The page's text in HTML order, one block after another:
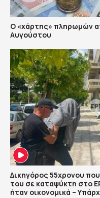
Ο «χάρτης» πληρωμών
Αυγούστου
Δικηγόρος 55χρονου
του σε καταψύκτη στο
ήταν οικονομικά –